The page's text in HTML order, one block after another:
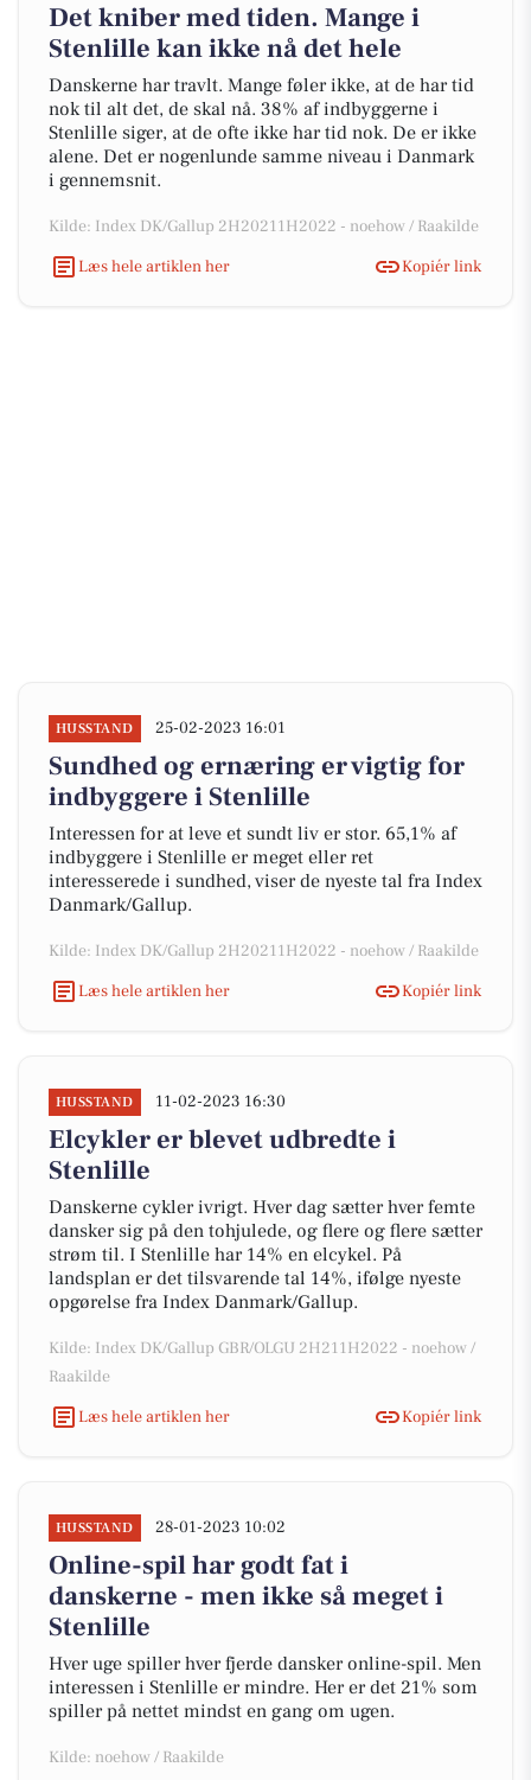
Det kniber med tiden. Mange i
Stenlille kan ikke nå det hele
Danskerne har travlt. Mange føler ikke, at de har tid
nok til alt det, de skal nå. 38% af indbyggerne i
Stenlille siger, at de ofte ikke har tid nok. De er ikke
alene. Det er nogenlunde samme niveau i Danmark
i gennemsnit.
Kilde: Index DK/Gallup 2H20211H2022 - noehow / Raakilde
Læs hele artiklen her
Kopiér link
HUSSTAND 25-02-2023 16:01
Sundhed og ernæring er vigtig for
indbyggere i Stenlille
Interessen for at leve et sundt liv er stor. 65,1% af
indbyggere i Stenlille er meget eller ret
interesserede i sundhed, viser de nyeste tal fra Index
Danmark/Gallup.
Kilde: Index DK/Gallup 2H20211H2022 - noehow / Raakilde
Læs hele artiklen her
Kopiér link
HUSSTAND 11-02-2023 16:30
Elcykler er blevet udbredte i
Stenlille
Danskerne cykler ivrigt. Hver dag sætter hver femte
dansker sig på den tohjulede, og flere og flere sætter
strøm til. I Stenlille har 14% en elcykel. På
landsplan er det tilsvarende tal 14%, ifølge nyeste
opgørelse fra Index Danmark/Gallup.
Kilde: Index DK/Gallup GBR/OLGU 2H211H2022 - noehow /
Raakilde
Læs hele artiklen her
Kopiér link
HUSSTAND 28-01-2023 10:02
Online-spil har godt fat i
danskerne - men ikke så meget i
Stenlille
Hver uge spiller hver fjerde dansker online-spil. Men
interessen i Stenlille er mindre. Her er det 21% som
spiller på nettet mindst en gang om ugen.
Kilde: noehow / Raakilde